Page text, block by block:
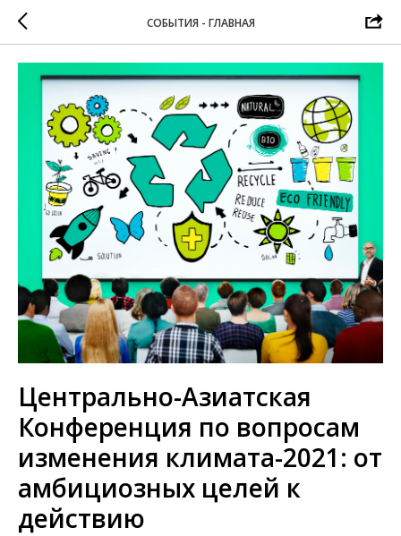
СОБЫТИЯ - ГЛАВНАЯ
Центрально-Азиатская
Конференция по вопросам
изменения климата-2021: от
амбициозных целей к
действию